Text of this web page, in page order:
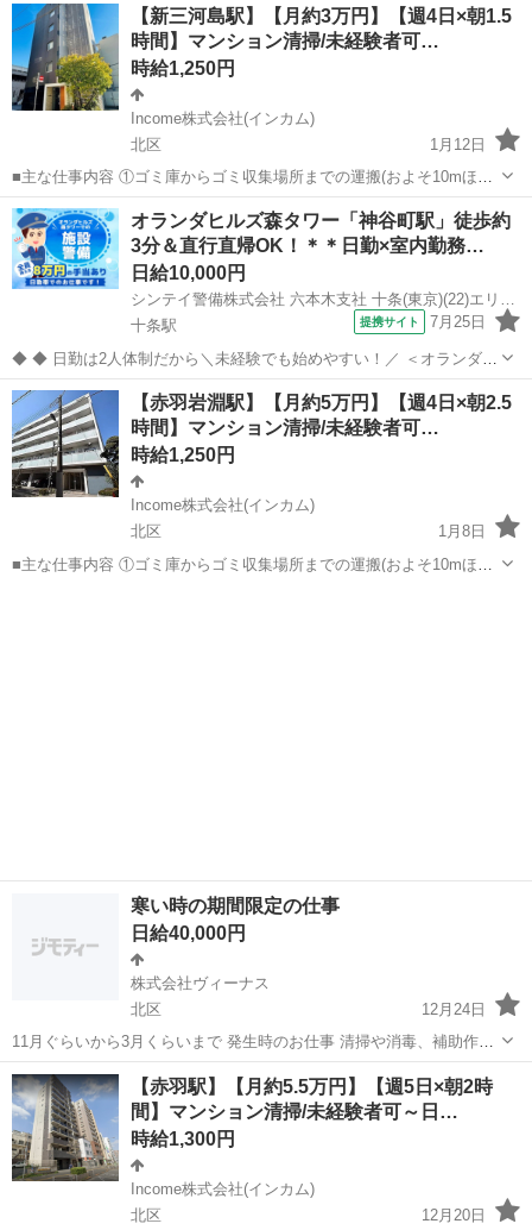
【新三河島駅】【月約3万円】【週4日×朝1.5
時間】マンション清掃/未経験者可…
時給1,250円
Income株式会社(インカム)
北区
1月12日
■主な仕事内容 ①ゴミ庫からゴミ収集場所までの運搬(およそ10mほど
を１日約10個ほど) ②エントランス・エレベーター・廊下・非常階段・
駐車駐輪場などの共用部分と外構の清掃（時間内で可能な範囲） ③清
掃結果の報告（指定...
東京 北区 その他 時給
オランダヒルズ森タワー「神谷町駅」徒歩約
3分＆直行直帰OK！＊＊日勤×室内勤務…
日給10,000円
シンテイ警備株式会社 六本木支社 十条(東京)(22)エリア/A3203200117
十条駅
提携サイト 7月25日
◆ ◆ 日勤は2人体制だから＼未経験でも始めやすい！／ ＜オランダヒ
ルズ森タワーで施設警備をお任せ＞ 日勤のみ＆週3日～OKの自由シフ
ト制 プライベートとの両立もバッチリ！ アクセス抜群で通勤も楽チン
です♪ ＼未経験ス...
東京 北区 十条駅 警備員
【赤羽岩淵駅】【月約5万円】【週4日×朝2.5
時間】マンション清掃/未経験者可…
時給1,250円
Income株式会社(インカム)
北区
1月8日
■主な仕事内容 ①ゴミ庫からゴミ収集場所までの運搬(およそ10mほど
寒い時の期間限定の仕事
日給40,000円
株式会社ヴィーナス
北区
12月24日
11月ぐらいから3月くらいまで 発生時のお仕事 清掃や消毒、補助作業
になります。 防護服着用、 人材集めれる方もいらっしゃったらご連絡
ください。 人のお役に立てる仕事がしたい人 1日最大40,000円以上 ...
東京 北区 その他 時給
【赤羽駅】【月約5.5万円】【週5日×朝2時
間】マンション清掃/未経験者可～日…
時給1,300円
Income株式会社(インカム)
北区
12月20日